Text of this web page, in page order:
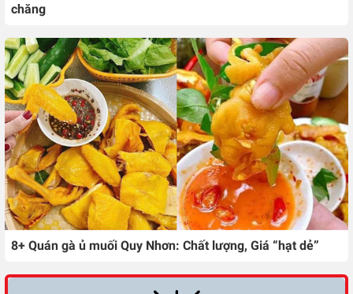
chăng
8+ Quán gà ủ muối Quy Nhơn: Chất lượng, Giá “hạt dẻ”